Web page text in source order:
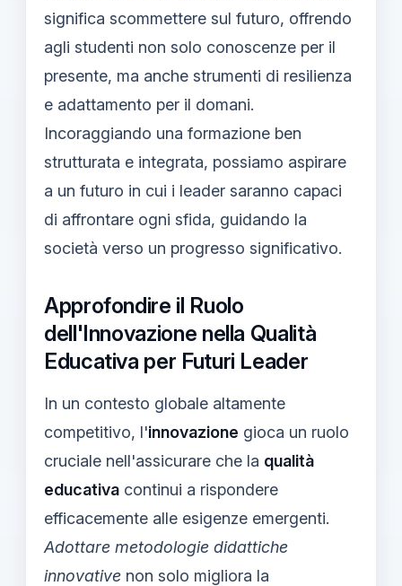
significa scommettere sul futuro, offrendo
agli studenti non solo conoscenze per il
presente, ma anche strumenti di resilienza
e adattamento per il domani.
Incoraggiando una formazione ben
strutturata e integrata, possiamo aspirare
a un futuro in cui i leader saranno capaci
di affrontare ogni sfida, guidando la
società verso un progresso significativo.
Approfondire il Ruolo
dell'Innovazione nella Qualità
Educativa per Futuri Leader
In un contesto globale altamente
competitivo, l'innovazione gioca un ruolo
cruciale nell'assicurare che la qualità
educativa continui a rispondere
efficacemente alle esigenze emergenti.
Adottare metodologie didattiche
innovative non solo migliora la